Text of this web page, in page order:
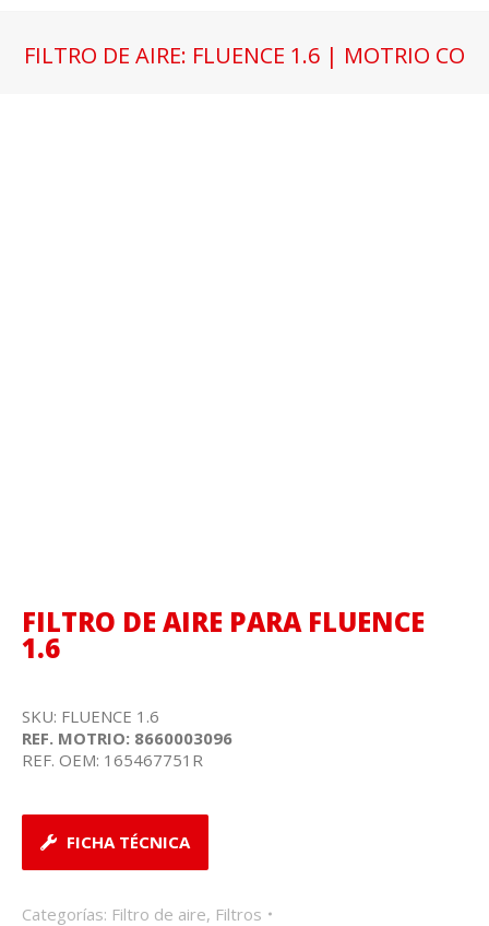
FILTRO DE AIRE: FLUENCE 1.6 | MOTRIO CO
FILTRO DE AIRE PARA FLUENCE
1.6
SKU: FLUENCE 1.6
REF. MOTRIO: 8660003096
REF. OEM: 165467751R
FICHA TÉCNICA
Categorías: Filtro de aire, Filtros